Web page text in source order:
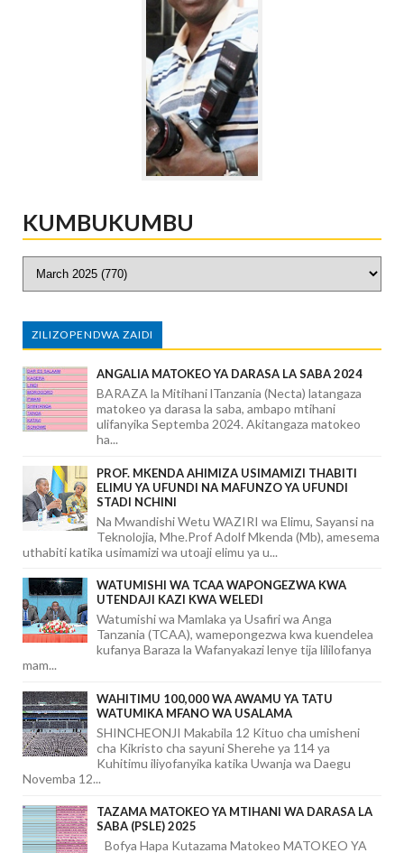
KUMBUKUMBU
ZILIZOPENDWA ZAIDI
ANGALIA MATOKEO YA DARASA LA SABA 2024
BARAZA la Mitihani lTanzania (Necta) latangaza
matokeo ya darasa la saba, ambapo mtihani
ulifanyika Septemba 2024. Akitangaza matokeo
ha...
PROF. MKENDA AHIMIZA USIMAMIZI THABITI
ELIMU YA UFUNDI NA MAFUNZO YA UFUNDI
STADI NCHINI
Na Mwandishi Wetu WAZIRI wa Elimu, Sayansi na
Teknolojia, Mhe.Prof Adolf Mkenda (Mb), amesema
uthabiti katika usimamizi wa utoaji elimu ya u...
WATUMISHI WA TCAA WAPONGEZWA KWA
UTENDAJI KAZI KWA WELEDI
Watumishi wa Mamlaka ya Usafiri wa Anga
Tanzania (TCAA), wamepongezwa kwa kuendelea
kufanya Baraza la Wafanyakazi lenye tija lililofanya
mam...
WAHITIMU 100,000 WA AWAMU YA TATU
WATUMIKA MFANO WA USALAMA
SHINCHEONJI Makabila 12 Kituo cha umisheni
cha Kikristo cha sayuni Sherehe ya 114 ya
Kuhitimu iliyofanyika katika Uwanja wa Daegu
Novemba 12...
TAZAMA MATOKEO YA MTIHANI WA DARASA LA
SABA (PSLE) 2025
Bofya Hapa Kutazama Matokeo MATOKEO YA